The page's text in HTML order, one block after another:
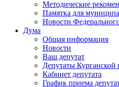
Методические
Памятка для
Новости
Дума
Общая информация
Новости
Ваш депутат
Депутаты
Кабинет депутата
График приема